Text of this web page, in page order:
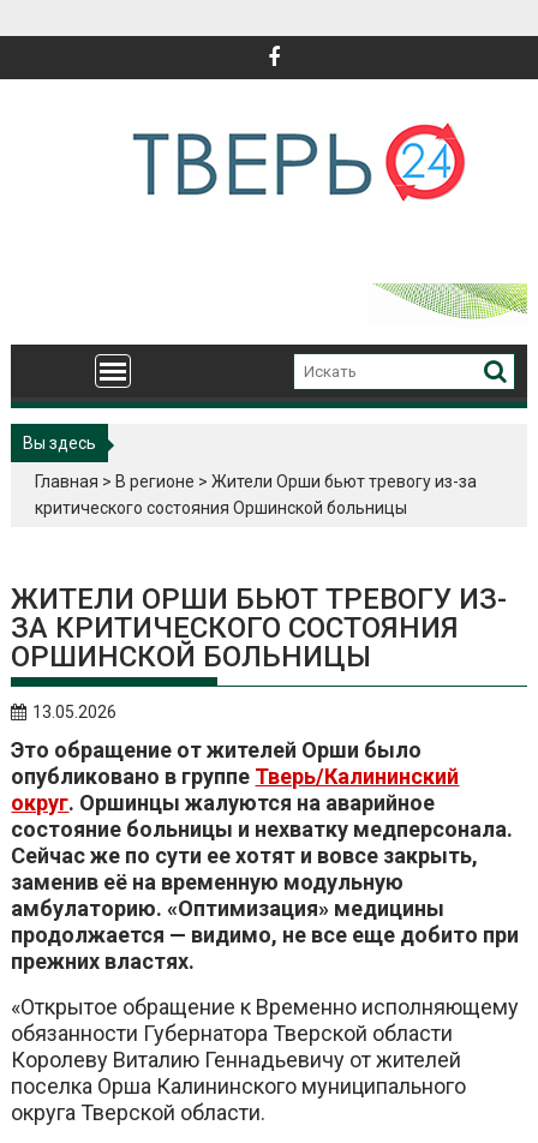
Вы здесь
Главная > В регионе >Жители Орши бьют тревогу из-за
критического состояния Оршинской больницы
ЖИТЕЛИ ОРШИ БЬЮТ ТРЕВОГУ ИЗ-
ЗА КРИТИЧЕСКОГО СОСТОЯНИЯ
ОРШИНСКОЙ БОЛЬНИЦЫ
13.05.2026
Это обращение от жителей Орши было
опубликовано в группе Тверь/Калининский
округ. Оршинцы жалуются на аварийное
состояние больницы и нехватку медперсонала.
Сейчас же по сути ее хотят и вовсе закрыть,
заменив её на временную модульную
амбулаторию. «Оптимизация» медицины
продолжается — видимо, не все еще добито при
прежних властях.
«Открытое обращение к Временно исполняющему
обязанности Губернатора Тверской области
Королеву Виталию Геннадьевичу от жителей
поселка Орша Калининского муниципального
округа Тверской области.